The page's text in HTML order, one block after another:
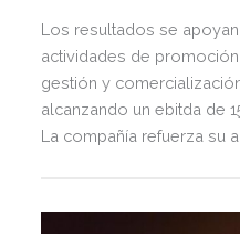
Los resultados se
actividades de promoción
gestión y
alcanzando un ebitda de
La compañía refuerza su
España.